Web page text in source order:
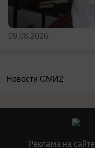
09.08.2026
Новости СМИ2
Реклама на сайте